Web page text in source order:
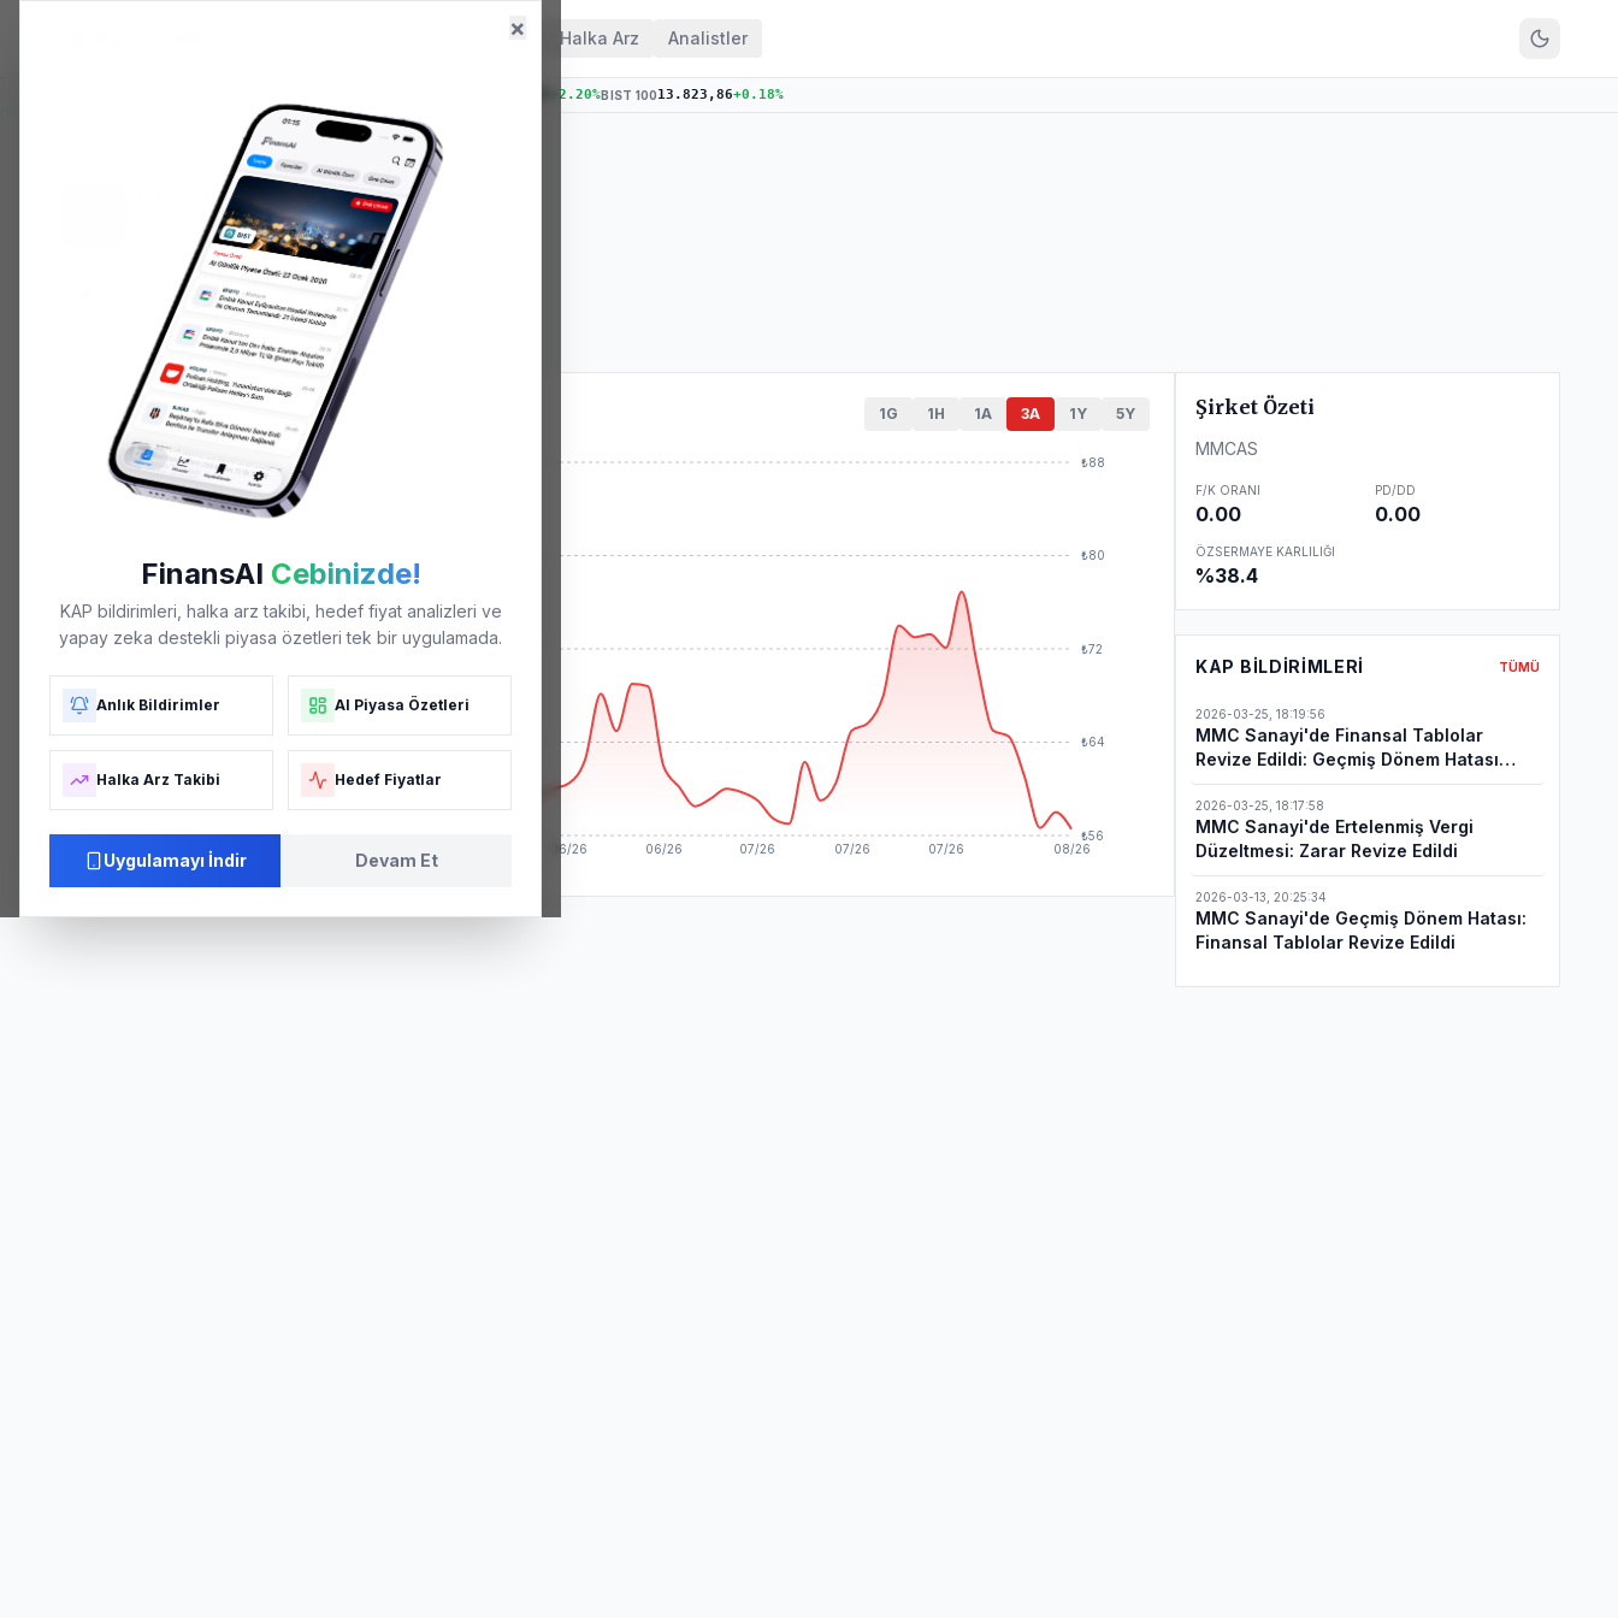
Hisseler Halka Arz Analistler
2.20%BIST 10013.823,86+0.18%
×
FinansAI Cebinizde!
KAP bildirimleri, halka arz takibi, hedef fiyat analizleri ve
yapay zeka destekli piyasa özetleri tek bir uygulamada.
Anlık Bildirimler AI Piyasa Özetleri
Halka Arz Takibi Hedef Fiyatlar
Uygulamayı İndir Devam Et
HISSELER MMCAS
MMCAS
₺
-27.96%)
GÜN DÜŞÜK
55.00
GÜN YÜKSEK
57.60
HACIM
9K
Fiyat Grafiği 1G 1H 1A 3A 1Y 5Y
04/26 05/26 06/26 06/26 07/26 07/26 07/26 08/26
₺56
₺64
₺72
₺80
₺88
Şirket Özeti
MMCAS
F/K ORANI
0.00
PD/DD
0.00
ÖZSERMAYE KARLILIĞI
%38.4
KAP BILDIRIMLERI TÜMÜ
2026-03-25 18:19:56
MMC Sanayi'de Finansal Tablolar
Revize Edildi: Geçmiş Dönem Hatası
Düzeltmesi
2026-03-25 18:17:58
MMC Sanayi'de Ertelenmiş Vergi
Düzeltmesi: Zarar Revize Edildi
2026-03-13 20:25:34
MMC Sanayi'de Geçmiş Dönem Hatası:
Finansal Tablolar Revize Edildi